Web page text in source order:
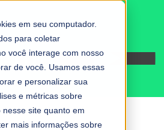
em seu computador.
para coletar
você interage com nosso
de você. Usamos essas
e personalizar sua
e métricas sobre
site quanto em
mais informações sobre